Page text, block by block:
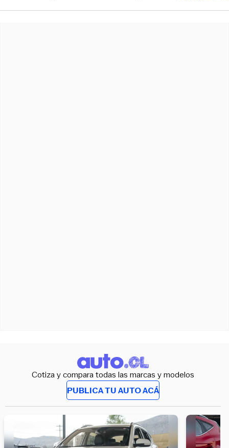
Cotiza y compara todas las marcas y modelos
PUBLICA TU AUTO ACÁ